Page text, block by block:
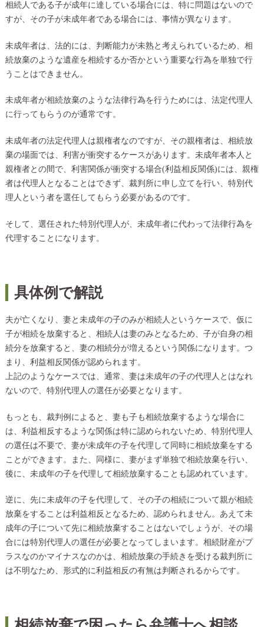
相続人である子が成年に達している場合には、特に問題はないので
すが、その子が未成年者である場合には、事情が異なります。
未成年者は、法的には、判断能力が未熟と考えられているため、相
続放棄のような遺産を相続するか否かという重要な行為を単独で行
うことはできません。
未成年者が相続放棄のような法律行為を行うためには、法定代理人
に行ってもらうのが通常です。
未成年者の法定代理人は親権者なのですが、その親権者は、相続放
棄の場面では、利害が衝突するケースがあります。未成年者本人と
親権者との間で、利害関係が衝突する場合(利益相反関係)には、親権
者は代理人となることはできず、裁判所に申し立てを行い、特別代
理人という者を選任してもらう必要があるのです。
そして、選任された特別代理人が、未成年者に代わって法律行為を
代理することになります。
具体例で解説
夫が亡くなり、妻と未成年の子のみが相続人というケースで、仮に
子が相続を放棄すると、相続人は妻のみとなるため、子が自身の相
続分を放棄すると、妻の相続分が増えるという関係になります。つ
まり、利益相反関係が認められます。
上記のようなケースでは、通常、妻は未成年の子の代理人とはなれ
ないので、特別代理人の選任が必要となります。
もっとも、裁判例によると、妻も子も相続放棄するような場合に
は、利益相反するような関係は特に認められないため、特別代理人
の選任は不要で、妻が未成年の子を代理して同時に相続放棄をする
ことができます。また、同様に、妻がまず単独で相続放棄を行い、
後に、未成年の子を代理して相続放棄することも認めれています。
逆に、先に未成年の子を代理して、その子の相続について親が相続
放棄をすることは利益相反となるため、認められません。あえて未
成年の子について先に相続放棄することはないでしょうが、その場
合には特別代理人の選任が必要となってしまいます。相続財産がプ
ラスなのかマイナスなのかは、相続放棄の手続きを受ける裁判所に
は不明なため、形式的に利益相反の有無は判断されるからです。